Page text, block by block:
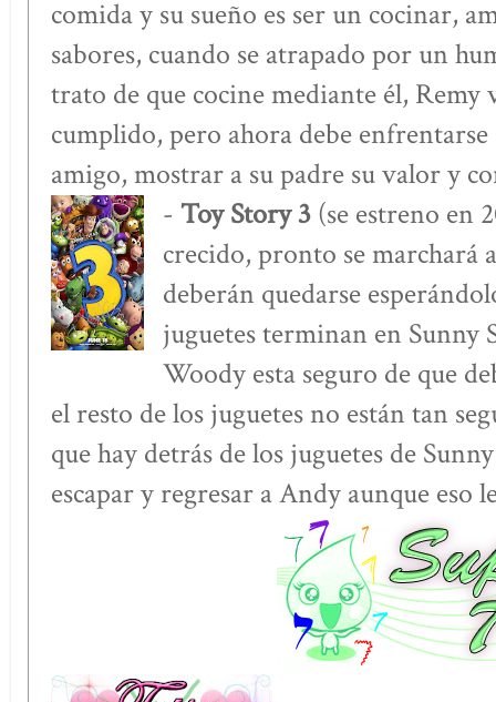
comida y su sueño es ser un cocinar,
sabores, cuando se atrapado por un
trato de que cocine mediante él, Remy
cumplido, pero ahora debe
amigo, mostrar a su padre su valor y
- Toy Story 3(se estreno en
crecido, pronto se marchará
deberán quedarse
juguetes terminan en Sunny
Woody esta seguro de que
el resto de los juguetes no están tan
que hay detrás de los juguetes de
escapar y regresar a Andy aunque eso